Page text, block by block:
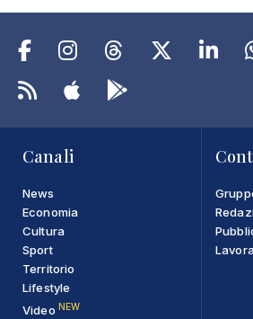
Canali
News
Economia
Cultura
Sport
Territorio
Lifestyle
Video NEW